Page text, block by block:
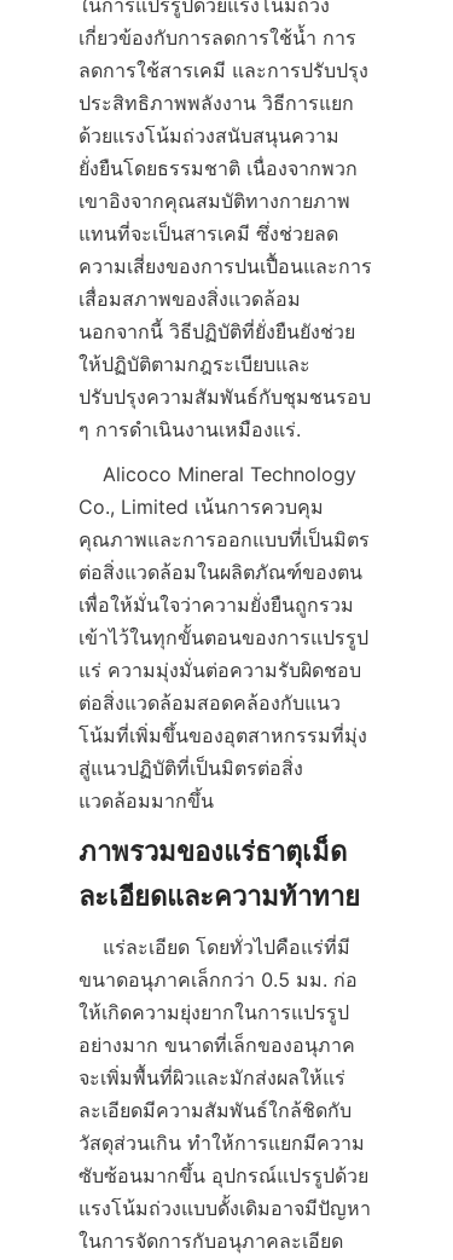
ในการแปรรูปด้วยแรงโน้มถ่วง
เกี่ยวข้องกับการลดการใช้น้ำ การ
ลดการใช้สารเคมี และการปรับปรุง
ประสิทธิภาพพลังงาน วิธีการแยก
ด้วยแรงโน้มถ่วงสนับสนุนความ
ยั่งยืนโดยธรรมชาติ เนื่องจากพวก
เขาอิงจากคุณสมบัติทางกายภาพ
แทนที่จะเป็นสารเคมี ซึ่งช่วยลด
ความเสี่ยงของการปนเปื้อนและการ
เสื่อมสภาพของสิ่งแวดล้อม
นอกจากนี้ วิธีปฏิบัติที่ยั่งยืนยังช่วย
ให้ปฏิบัติตามกฎระเบียบและ
ปรับปรุงความสัมพันธ์กับชุมชนรอบ
Co., Limited เน้นการควบคุม
คุณภาพและการออกแบบที่เป็นมิตร
ต่อสิ่งแวดล้อมในผลิตภัณฑ์ของตน
เพื่อให้มั่นใจว่าความยั่งยืนถูกรวม
เข้าไว้ในทุกขั้นตอนของการแปรรูป
แร่ ความมุ่งมั่นต่อความรับผิดชอบ
ต่อสิ่งแวดล้อมสอดคล้องกับแนว
โน้มที่เพิ่มขึ้นของอุตสาหกรรมที่มุ่ง
สู่แนวปฏิบัติที่เป็นมิตรต่อสิ่ง
ภาพรวมของแร่ธาตุเม็ด
ขนาดอนุภาคเล็กกว่า 0.5 มม. ก่อ
ให้เกิดความยุ่งยากในการแปรรูป
อย่างมาก ขนาดที่เล็กของอนุภาค
จะเพิ่มพื้นที่ผิวและมักส่งผลให้แร่
ละเอียดมีความสัมพันธ์ใกล้ชิดกับ
วัสดุส่วนเกิน ทำให้การแยกมีความ
ซับซ้อนมากขึ้น อุปกรณ์แปรรูปด้วย
แรงโน้มถ่วงแบบดั้งเดิมอาจมีปัญหา
ในการจัดการกับอนุภาคละเอียด